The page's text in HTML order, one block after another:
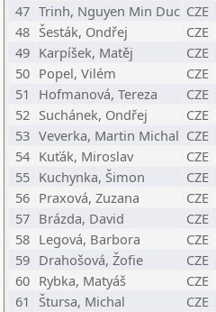
47 Trinh, Nguyen Min Duc CZE
48 Šesták, Ondřej CZE
49 Karpíšek, Matěj CZE
50 Popel, Vilém CZE
51
Hofmanová, Tereza CZE
52 Suchánek, Ondřej CZE
53 Veverka, Martin Michal CZE
54 Kuťák, Miroslav CZE
55 Kuchynka, Šimon CZE
56 Praxová, Zuzana CZE
57 Brázda, David CZE
58 Legová, Barbora CZE
59 Drahošová, Žofie CZE
60 Rybka, Matyáš CZE
61
Štursa, Michal CZE